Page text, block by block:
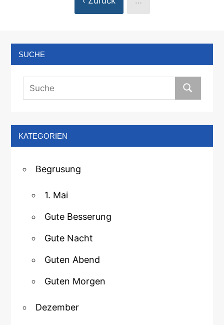
SUCHE
KATEGORIEN
Begrusung
1. Mai
Gute Besserung
Gute Nacht
Guten Abend
Guten Morgen
Dezember